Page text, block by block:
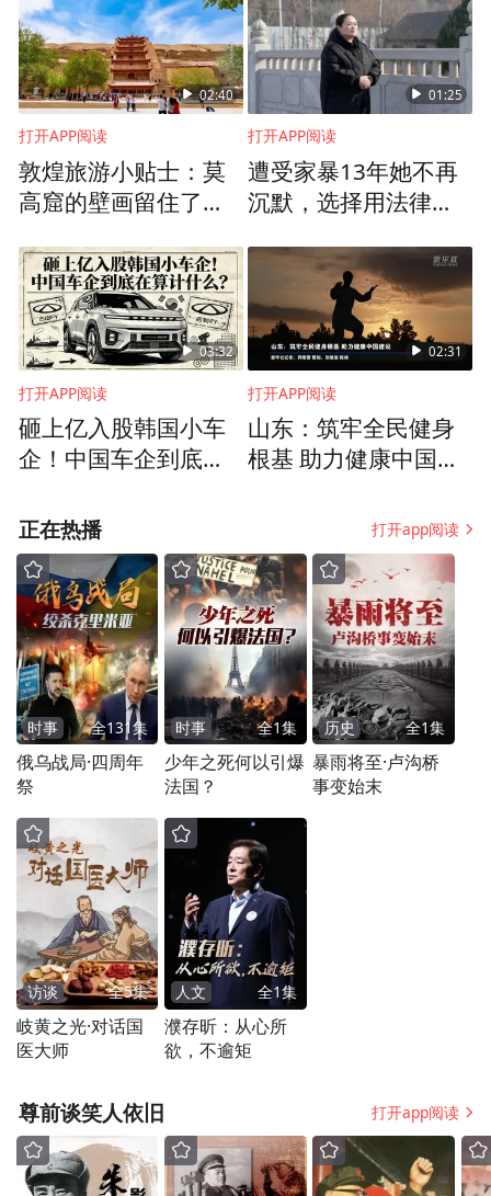
02:40
打开APP阅读
敦煌旅游小贴士：莫
高窟的壁画留住了历
留住了自然奇迹
01:25
打开APP阅读
遭受家暴13年她不再
沉默，选择用法律的
03:32
打开APP阅读
砸上亿入股韩国小车
企！中国车企到底在
02:31
打开APP阅读
山东：筑牢全民健身
根基 助力健康中国建
正在热播 打开app阅读
时事 全131集
俄乌战局·四周年
祭
时事 全1集
少年之死何以引爆
法国？
历史 全1集
暴雨将至·卢沟桥
事变始末
访谈 全5集
岐黄之光·对话国
医大师
人文 全1集
濮存昕：从心所
欲，不逾矩
尊前谈笑人依旧 打开app阅读